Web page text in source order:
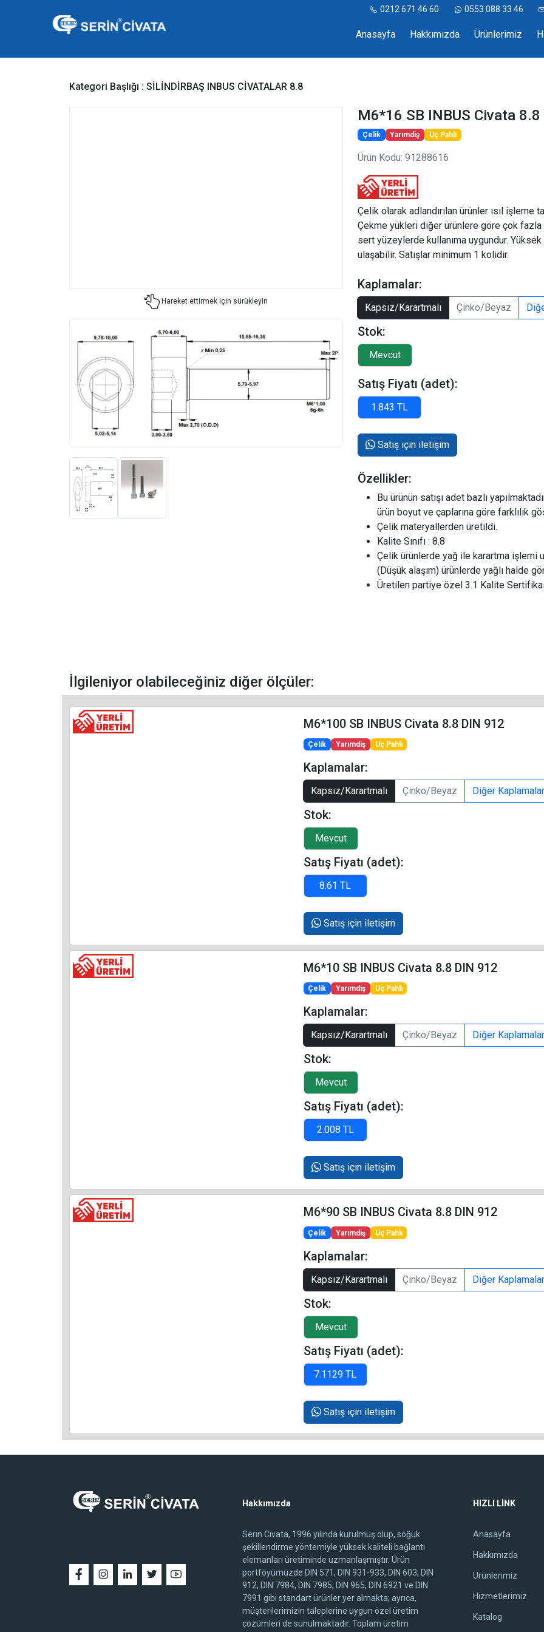
0212 671 46 60 0553 088 33 46
Anasayfa Hakkımızda Ürünlerimiz
Kategori Başlığı : SİLİNDİRBAŞ INBUS CİVATALAR 8.8
Hareket ettirmek için sürükleyin
M6*16 SB INBUS Civata
Çelik Yarımdiş Uç Pahlı
Ürün Kodu: 91288616
Çelik olarak adlandırılan ürünler ısıl işleme
Çekme yükleri diğer ürünlere göre çok
sert yüzeylerde kullanıma uygundur.
ulaşabilir. Satışlar minimum 1 kolidir.
Kaplamalar:
Kapsız/Karartmalı Çinko/Beyaz
Stok:
Satış Fiyatı (adet):
Satış için iletişim
Özellikler:
Bu ürünün satışı adet bazlı
ürün boyut ve çaplarına göre farklılık
Çelik materyallerden üretildi.
Kalite Sınıfı : 8.8
Çelik ürünlerde yağ ile karartma işlemi
(Düşük alaşım) ürünlerde yağlı halde
Üretilen partiye özel 3.1 Kalite
İlgileniyor olabileceğiniz diğer ölçüler:
M6*100 SB INBUS Civata 8.8 DIN 912
Çelik Yarımdiş Uç Pahlı
Kaplamalar:
Kapsız/Karartmalı Çinko/Beyaz Diğer Kaplamalar
Stok:
Satış Fiyatı (adet):
Satış için iletişim
M6*10 SB INBUS Civata 8.8 DIN 912
Çelik Yarımdiş Uç Pahlı
Kaplamalar:
Kapsız/Karartmalı Çinko/Beyaz Diğer Kaplamalar
Stok:
Satış Fiyatı (adet):
Satış için iletişim
M6*90 SB INBUS Civata 8.8 DIN 912
Çelik Yarımdiş Uç Pahlı
Kaplamalar:
Kapsız/Karartmalı Çinko/Beyaz Diğer Kaplamalar
Stok:
Satış Fiyatı (adet):
Satış için iletişim
Hakkımızda
Serin Civata, 1996 yılında kurulmuş olup, soğuk
şekillendirme yöntemiyle yüksek kaliteli bağlantı
elemanları üretiminde uzmanlaşmıştır. Ürün
portföyümüzde DIN 571, DIN 931-933, DIN 603, DIN
912, DIN 7984, DIN 7985, DIN 965, DIN 6921 ve DIN
7991 gibi standart ürünler yer almakta; ayrıca,
müşterilerimizin taleplerine uygun özel üretim
çözümleri de sunulmaktadır. Toplam üretim
HIZLI LİNK
Anasayfa
Hakkımızda
Ürünlerimiz
Hizmetlerimiz
Katalog